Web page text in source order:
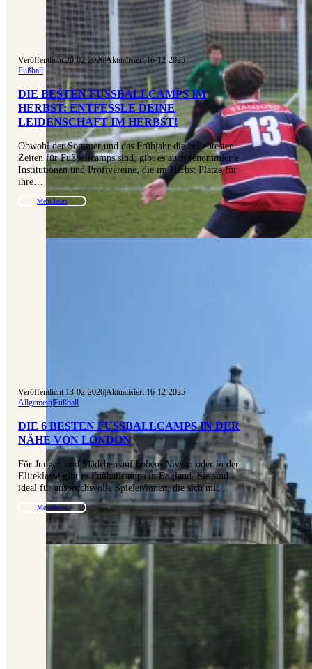
Veröffentlicht 20-02-2026|Aktualisiert 16-12-2025
Fußball
DIE BESTEN FUSSBALLCAMPS IM H
ERBST: ENTFESSLE DEINE L
EIDENSCHAFT IM HERBST!
Obwohl der Sommer und das Frühjahr die beliebtesten
Zeiten für Fußballcamps sind, gibt es auch renommierte
Institutionen und Profivereine, die im Herbst Plätze für
ihre…
Mehr lesen
Veröffentlicht 13-02-2026|Aktualisiert 16-12-2025
Allgemein|Fußball
DIE 6 BESTEN FUSSBALLCAMPS IN DER N
ÄHE VON LONDON
Für Jungen und Mädchen auf hohem Niveau oder in der
Eliteklasse gibt es Fußballcamps in England. Sie sind
ideal für anspruchsvolle Spieler/innen, die sich mit…
Mehr lesen